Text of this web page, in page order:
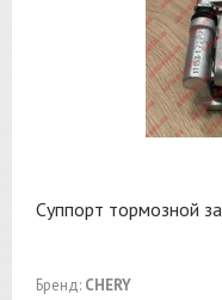
Суппорт тормозной
Бренд: CHERY